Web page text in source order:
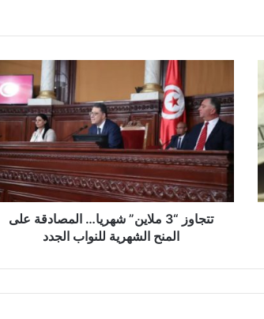
ملاين”
شهريا…
المصادقة
على
المنح
الشهرية
للنواب
الجدد
تتجاوز “3 ملاين” شهريا… المصادقة على
المنح الشهرية للنواب الجدد